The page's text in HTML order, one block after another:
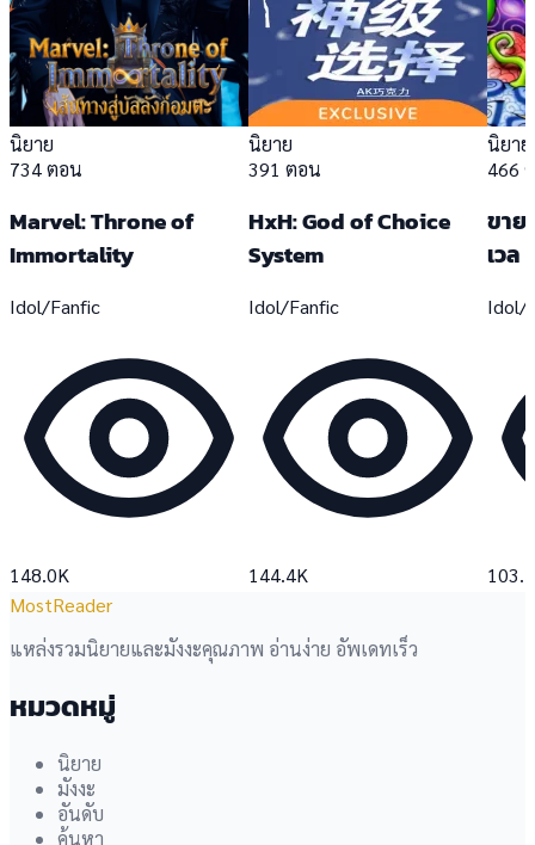
นิยาย
734 ตอน
Marvel: Throne of
Immortality
Idol/Fanfic
148.0K
นิยาย
391 ตอน
HxH: God of Choice
System
Idol/Fanfic
144.4K
นิยาย
466
ขาย
เวล
Idol/
MostReader
แหล่งรวมนิยายและมังงะคุณภาพ อ่านง่าย อัพเดทเร็ว
หมวดหมู่
นิยาย
มังงะ
อันดับ
ค้นหา